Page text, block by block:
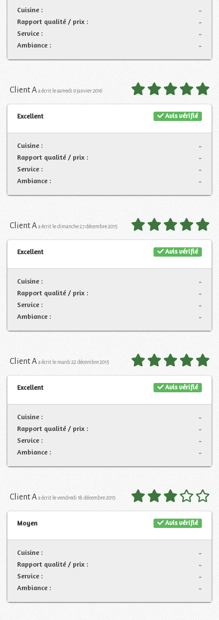
-
Cuisine :
-
Rapport qualité / prix :
-
Service :
-
Ambiance :
Client A a écrit le samedi 9 janvier 2016
Avis vérifié
Excellent
-
Cuisine :
-
Rapport qualité / prix :
-
Service :
-
Ambiance :
Client A a écrit le dimanche 27 décembre 2015
Avis vérifié
Excellent
-
Cuisine :
-
Rapport qualité / prix :
-
Service :
-
Ambiance :
Client A a écrit le mardi 22 décembre 2015
Avis vérifié
Excellent
-
Cuisine :
-
Rapport qualité / prix :
-
Service :
-
Ambiance :
Client A a écrit le vendredi 18 décembre 2015
Avis vérifié
Moyen
-
Cuisine :
-
Rapport qualité / prix :
-
Service :
-
Ambiance :